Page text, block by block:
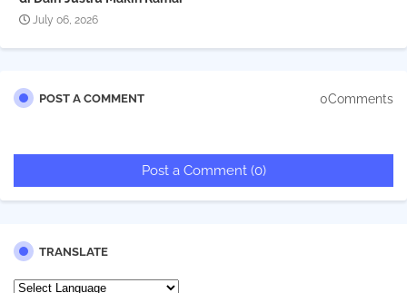
July 06, 2026
POST A COMMENT 0Comments
Post a Comment (0)
TRANSLATE